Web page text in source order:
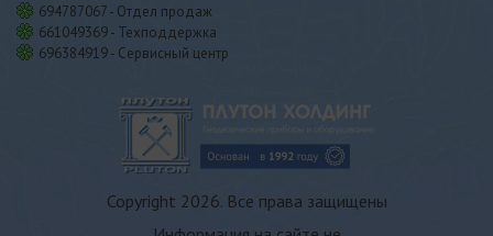
694787067 - Отдел продаж
661049369 - Техподдержка
696384919 - Сервисный центр
Copyright 2026. Все права защищены